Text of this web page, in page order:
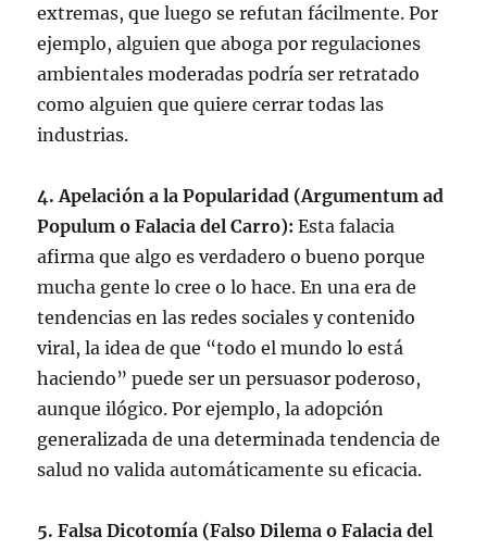
extremas, que luego se refutan fácilmente. Por
ejemplo, alguien que aboga por regulaciones
ambientales moderadas podría ser retratado
como alguien que quiere cerrar todas las
industrias.
4. Apelación a la Popularidad (Argumentum ad
Populum o Falacia del Carro): Esta falacia
afirma que algo es verdadero o bueno porque
mucha gente lo cree o lo hace. En una era de
tendencias en las redes sociales y contenido
viral, la idea de que “todo el mundo lo está
haciendo” puede ser un persuasor poderoso,
aunque ilógico. Por ejemplo, la adopción
generalizada de una determinada tendencia de
salud no valida automáticamente su eficacia.
5. Falsa Dicotomía (Falso Dilema o Falacia del